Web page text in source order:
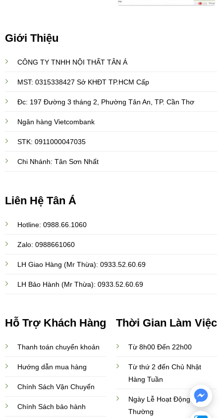
Giới Thiệu
CÔNG TY TNHH NỘI THẤT TÂN Á
MST: 0315338427 Sở KHĐT TP.HCM Cấp
Đc: 197 Đường 3 tháng 2, Phường Tân An, TP. Cần Thơ
Ngân hàng Vietcombank
STK: 0911000047035
Chi Nhánh: Tân Sơn Nhất
Liên Hệ Tân Á
Hotline: 0988.66.1060
Zalo: 0988661060
LH Giao Hàng (Mr Thừa): 0933.52.60.69
LH Bảo Hành (Mr Thừa): 0933.52.60.69
Hỗ Trợ Khách Hàng
Thanh toán chuyển khoản
Hướng dẫn mua hàng
Chính Sách Vận Chuyển
Chính Sách bảo hành
Thời Gian Làm Việc
Từ 8h00 Đến 22h00
Từ thứ 2 đến Chủ Nhật
Hàng Tuần
Ngày Lễ Hoạt Động Bình
Thường